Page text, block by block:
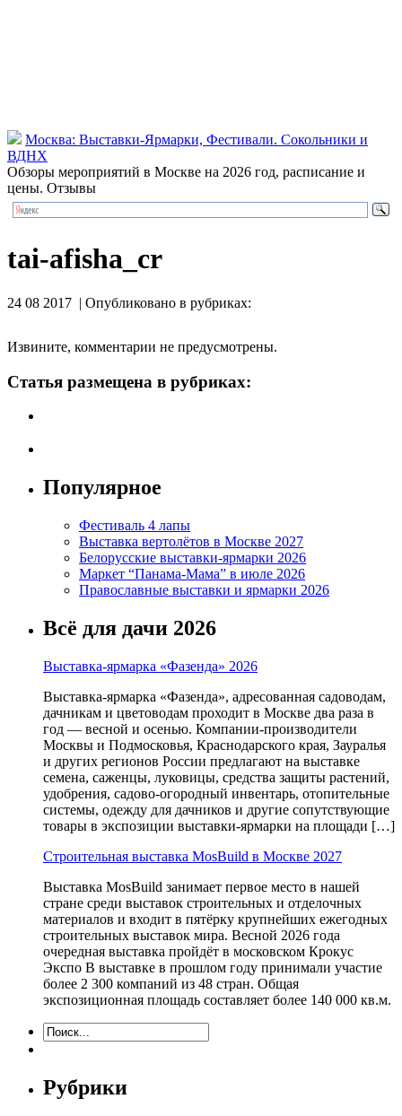
Москва: Выставки-Ярмарки, Фестивали. Сокольники и
ВДНХ
Обзоры мероприятий в Москве на 2026 год, расписание и
цены. Отзывы
tai-afisha_cr
24 08 2017 | Опубликовано в рубриках:
Извините, комментарии не предусмотрены.
Статья размещена в рубриках:
Популярное
Фестиваль 4 лапы
Выставка вертолётов в Москве 2027
Белорусские выставки-ярмарки 2026
Маркет “Панама-Мама” в июле 2026
Православные выставки и ярмарки 2026
Всё для дачи 2026
Выставка-ярмарка «Фазенда» 2026
Выставка-ярмарка «Фазенда», адресованная садоводам,
дачникам и цветоводам проходит в Москве два раза в
год — весной и осенью. Компании-производители
Москвы и Подмосковья, Краснодарского края, Зауралья
и других регионов России предлагают на выставке
семена, саженцы, луковицы, средства защиты растений,
удобрения, садово-огородный инвентарь, отопительные
системы, одежду для дачников и другие сопутствующие
товары в экспозиции выставки-ярмарки на площади […]
Строительная выставка MosBuild в Москве 2027
Выставка MosBuild занимает первое место в нашей
стране среди выставок строительных и отделочных
материалов и входит в пятёрку крупнейших ежегодных
строительных выставок мира. Весной 2026 года
очередная выставка пройдёт в московском Крокус
Экспо В выставке в прошлом году принимали участие
более 2 300 компаний из 48 стран. Общая
экспозиционная площадь составляет более 140 000 кв.м.
Рубрики